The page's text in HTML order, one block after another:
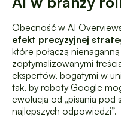
Obecność w AI
efekt precyzyjnej
które połączą
zoptymalizowanymi
ekspertów, bogatymi w
tak, by roboty Google
ewolucja od „pisania pod
najlepszych odpowiedzi”.